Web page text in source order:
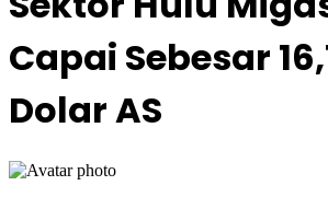
Capai Sebesar
Dolar AS